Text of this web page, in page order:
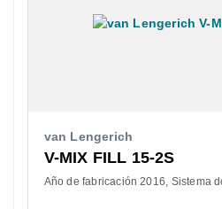
van Lengerich
V-MIX FILL 15-2S
Año de fabricación 2016 Sistema